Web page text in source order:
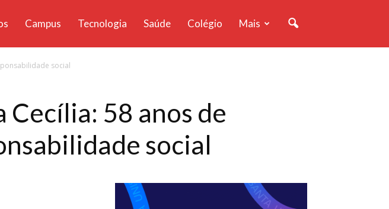
Campus Tecnologia Saúde Colégio Mais
social
Cecília: 58 anos de
social